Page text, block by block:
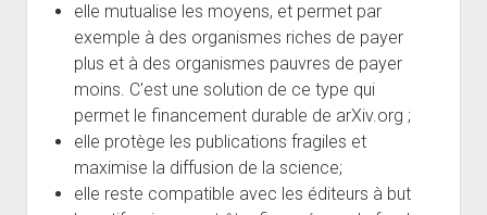
elle mutualise les moyens, et permet par
exemple à des organismes riches de payer
plus et à des organismes pauvres de payer
moins. C'est une solution de ce type qui
permet le financement durable de arXiv.org ;
elle protège les publications fragiles et
maximise la diffusion de la science;
elle reste compatible avec les éditeurs à but